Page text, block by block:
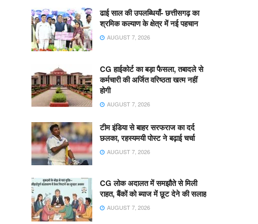
ढाई साल की उपलब्धियाँ- छत्तीसगढ़ का
श्रमिक कल्याण के क्षेत्र में नई पहचान
AUGUST 7, 2026
CG हाईकोर्ट का बड़ा फैसला, तबादले से
कर्मचारी की अर्जित वरिष्ठता खत्म नहीं
होगी
AUGUST 7, 2026
टीम इंडिया से बाहर सरफराज का दर्द
छलका, रहस्यमयी पोस्ट ने बढ़ाई चर्चा
AUGUST 7, 2026
CG लोक अदालत में समझौते से मिली
राहत, बैंकों को ब्याज में छूट देने की सलाह
AUGUST 7, 2026